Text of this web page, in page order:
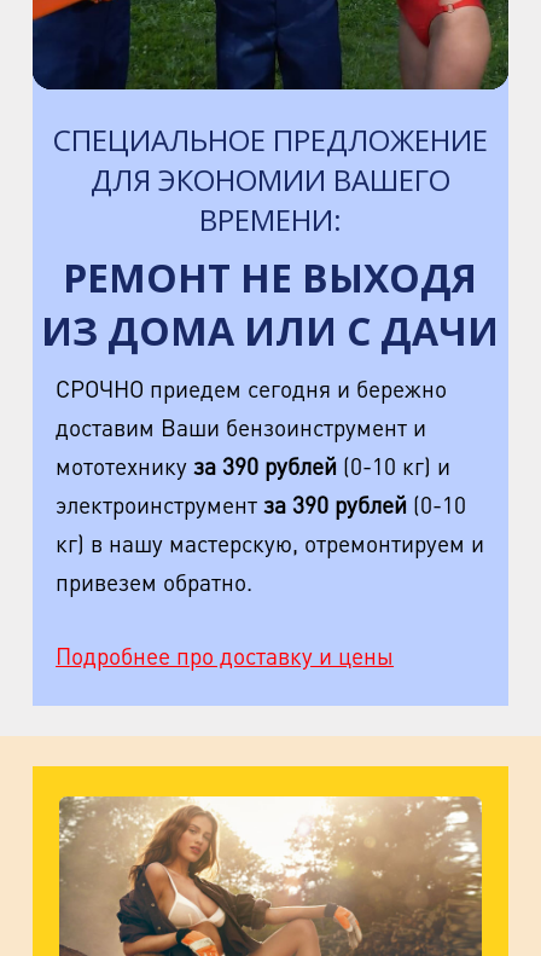
м. Выборгская
ул. Минеральная, д.13Ц
пр. Косыгина, д.28, к.1
м. Парк Победы
пр. Юрия Гагарина, д.15
м. Московская
пр. Московский, 212, Дом Советов, 1
этаж, кабинет 1130, вход у кафе Авантаж
м. Фрунзенская
ул. Киевская, д.32В
м. Купчино
ул. Ярослава Гашека, д.4, к.1
ст. ЖД Колпино, ул. Тверская, д.1/13
пр. Энгельса, д.19
м. Электросила
ул. Решетникова, д.3
СПЕЦИАЛЬНОЕ ПРЕДЛОЖЕНИЕ
ДЛЯ ЭКОНОМИИ ВАШЕГО
ВРЕМЕНИ:
РЕМОНТ НЕ ВЫХОДЯ
ИЗ ДОМА ИЛИ С ДАЧИ
СРОЧНО приедем сегодня и бережно
доставим Ваши бензоинструмент и
мототехникуза 390 рублей (0-10 кг) и
электроинструментза 390 рублей (0-10
кг) в нашу мастерскую, отремонтируем и
привезем обратно.
Подробнее про доставку и цены